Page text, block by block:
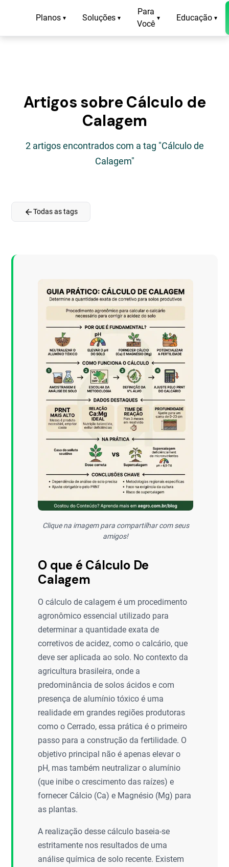
Planos ▾ Soluções ▾
Para
Você
▾ Educação ▾
Artigos sobre Cálculo de
Calagem
2 artigos encontrados com a tag "Cálculo de
Calagem"
arrow_backTodas as tags
Clique na imagem para compartilhar com seus
amigos!
O que é Cálculo De
Calagem
O cálculo de calagem é um procedimento
agronômico essencial utilizado para
determinar a quantidade exata de
corretivos de acidez, como o calcário, que
deve ser aplicada ao solo. No contexto da
agricultura brasileira, onde a
predominância de solos ácidos e com
presença de alumínio tóxico é uma
realidade em grandes regiões produtoras
como o Cerrado, essa prática é o primeiro
passo para a construção da fertilidade. O
objetivo principal não é apenas elevar o
pH, mas também neutralizar o alumínio
(que inibe o crescimento das raízes) e
fornecer Cálcio (Ca) e Magnésio (Mg) para
as plantas.
A realização desse cálculo baseia-se
estritamente nos resultados de uma
análise química de solo recente. Existem